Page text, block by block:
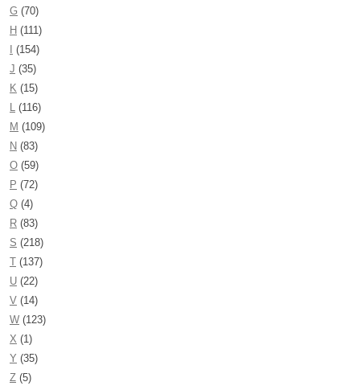
G (70)
H (111)
(154)
J (35)
K (15)
L (116)
M (109)
N (83)
O (59)
P (72)
Q (4)
R (83)
S (218)
T (137)
U (22)
V (14)
W (123)
X (1)
Y (35)
Z (5)